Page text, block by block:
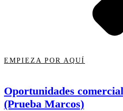
EMPIEZA POR AQUÍ
Oportunidades
(Prueba Marcos)